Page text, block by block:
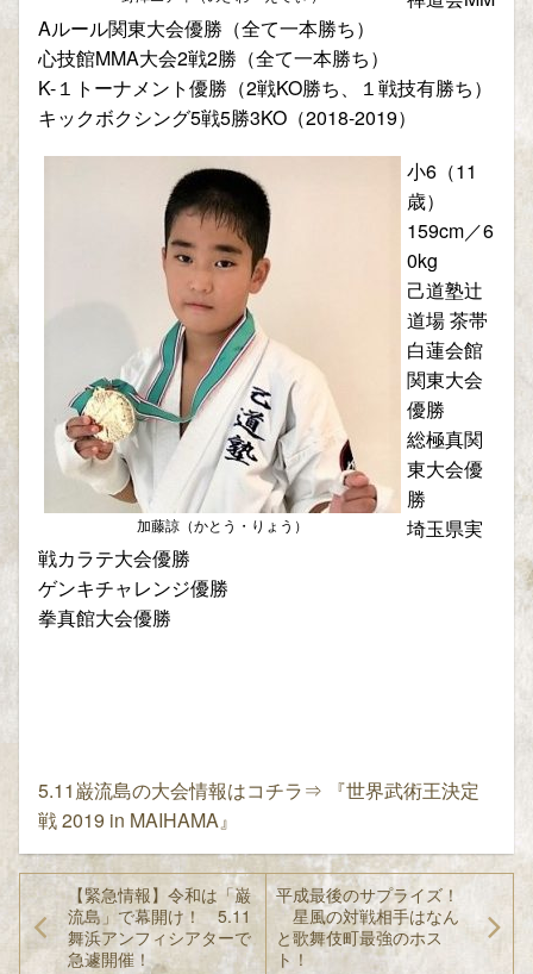
Aルール関東大会優勝（全て一本勝ち）
心技館MMA大会2戦2勝（全て一本勝ち）
K-１トーナメント優勝（2戦KO勝ち、１戦技有勝ち）
キックボクシング5戦5勝3KO（2018-2019）
加藤諒（かとう・りょう）
小6（11
歳）
159cm／6
0kg
己道塾辻
道場 茶帯
白蓮会館
関東大会
優勝
総極真関
東大会優
勝
埼玉県実
戦カラテ大会優勝
ゲンキチャレンジ優勝
拳真館大会優勝
5.11巌流島の大会情報はコチラ⇒ 『世界武術王決定
戦 2019 in MAIHAMA』
【緊急情報】令和は「巌
流島」で幕開け！ 5.11
舞浜アンフィシアターで
急遽開催！
平成最後のサプライズ！
星風の対戦相手はなん
と歌舞伎町最強のホス
ト！